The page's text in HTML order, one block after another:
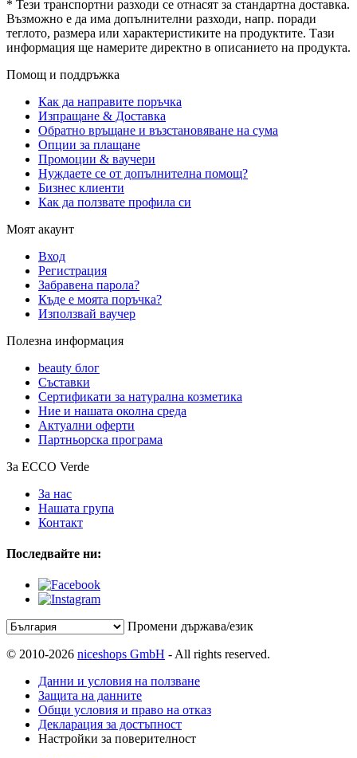
* Тези транспортни разходи се отнасят за стандартна доставка.
Възможно е да има допълнителни разходи, напр. поради
теглото, размера или характеристиките на продуктите. Тази
информация ще намерите директно в описанието на продукта.
Помощ и поддръжка
Как да направите поръчка
Изпращане & Доставка
Обратно връщане и възстановяване на сума
Опции за плащане
Промоции & ваучери
Нуждаете се от допълнителна помощ?
Бизнес клиенти
Как да ползвате профила си
Моят акаунт
Вход
Регистрация
Забравена парола?
Къде е моята поръчка?
Използвай ваучер
Полезна информация
beauty блог
Съставки
Сертификати за натурална козметика
Ние и нашата околна среда
Актуални оферти
Партньорска програма
За ECCO Verde
За нас
Нашата група
Контакт
Последвайте ни:
Промени държава/език
© 2010-2026 niceshops GmbH - All rights reserved.
Данни и условия на ползване
Защита на данните
Общи условия и право на отказ
Декларация за достъпност
Настройки за поверителност